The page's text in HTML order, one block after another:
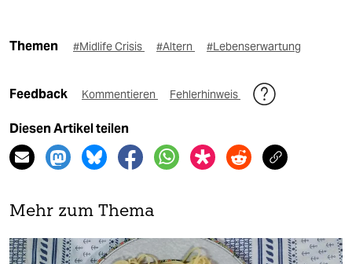
Themen #Midlife Crisis #Altern #Lebenserwartung
Feedback Kommentieren Fehlerhinweis
Diesen Artikel teilen
Mehr zum Thema